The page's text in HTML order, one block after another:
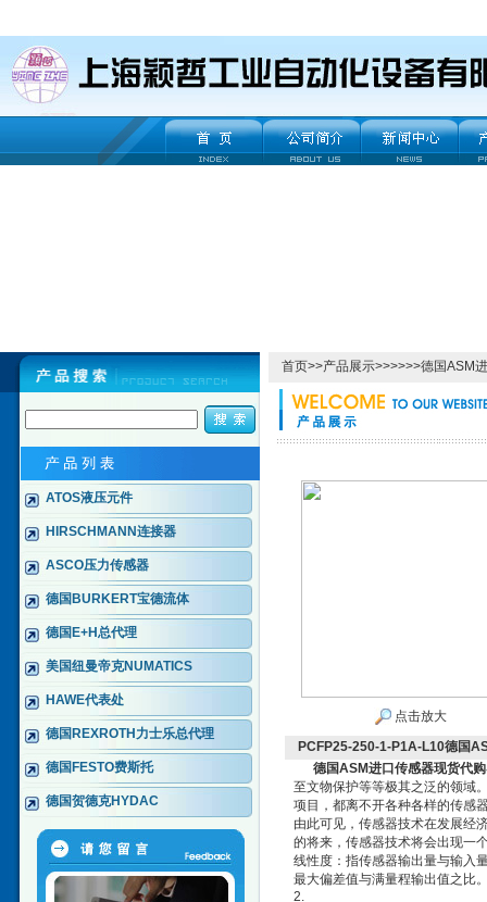
ATOS液压元件
HIRSCHMANN连接器
ASCO压力传感器
德国BURKERT宝德流体
德国E+H总代理
美国纽曼帝克NUMATICS
HAWE代表处
德国REXROTH力士乐总代理
德国FESTO费斯托
德国贺德克HYDAC
首页>>产品展示>>>>>>德国ASM
点击放大
PCFP25-250-1-P1A-L10德国
德国ASM进口传感器现货代购
至文物保护等等极其之泛的领域
项目，都离不开各种各样的传感
由此可见，传感器技术在发展经
的将来，传感器技术将会出现一
线性度：指传感器输出量与输入
最大偏差值与满量程输出值之比
2.